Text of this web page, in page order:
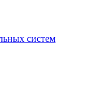
систем